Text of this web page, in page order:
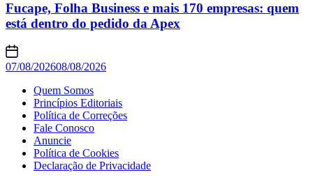
Fucape, Folha Business e mais 170 empresas: quem
está dentro do pedido da Apex
07/08/202608/08/2026
Quem Somos
Princípios Editoriais
Política de Correções
Fale Conosco
Anuncie
Política de Cookies
Declaração de Privacidade